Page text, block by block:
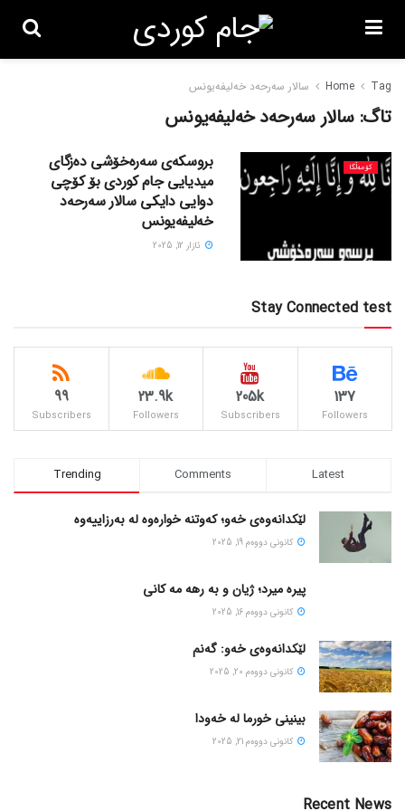
Home Tag سالار سەرحەد خەلیفەیونس
تاگ: سالار سەرحەد خەلیفەیونس
کۆمەڵگا
بروسکەی سەرەخۆشی دەزگای
میدیایی جام کوردی بۆ كۆچی
دوایی دایکی سالار سەرحەد
خەلیفەیونس
ئازار 12, 2025
Stay Connected test
137
Followers
205k
Subscribers
23.9k
Followers
99
Subscribers
Trending Comments Latest
لێکدانەوەی خەو؛ کەوتنە خوارەوە لە بەرزاییەوە
كانونی دووه‌م 19, 2025
پیره میرد؛ ژیان و به رهه مه کانی
كانونی دووه‌م 16, 2025
لێکدانەوەی خەو: گەنم
كانونی دووه‌م 20, 2025
بینینی خورما لە خەودا
كانونی دووه‌م 21, 2025
Recent News